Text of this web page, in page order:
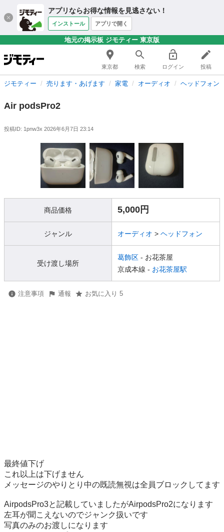
アプリならお得な情報を見逃さない！
インストール アプリで開く
地元の掲示板 ジモティー 東京版
東京都 検索 ログイン 投稿
ジモティー 売ります・あげます 家電 オーディオ ヘッドフォン
Air podsPro2
投稿ID: 1pnw3x 2026年6月7日 23:14
商品価格 5,000円
ジャンル オーディオ > ヘッドフォン
受け渡し場所
葛飾区 - お花茶屋
京成本線 - お花茶屋駅
注意事項 通報 お気に入り 5
最終値下げ
これ以上は下げません
メッセージのやりとり中の既読無視は全員ブロックしてます
AirpodsPro3と記載していましたがAirpodsPro2になります
左耳が聞こえないのでジャンク扱いです
写真のみのお渡しになります